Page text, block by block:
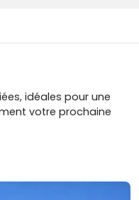
idéales pour une
votre prochaine